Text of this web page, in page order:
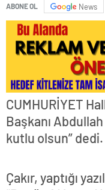
ABONE OL News
CUMHURİYET
Başkanı Abdullah
kutlu olsun” dedi.
Çakır, yaptığı